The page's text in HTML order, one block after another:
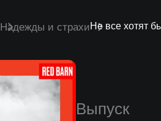
Надежды и страхиНе все хотят
Выпуск